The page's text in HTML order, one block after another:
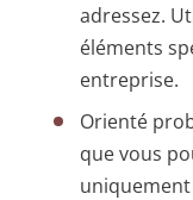
adressez.
éléments
entreprise.
Orienté
que vous
uniquement